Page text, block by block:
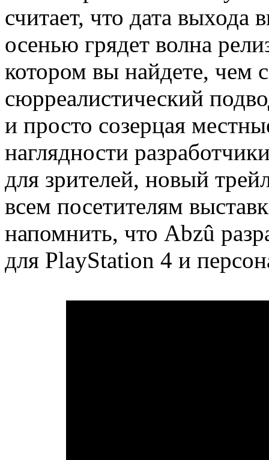
считает, что дата выхода
осенью грядет волна
котором вы найдете, чем
сюрреалистический
и просто созерцая
наглядности
для зрителей, новый
всем посетителям
напомнить, что Abzû
для PlayStation 4 и